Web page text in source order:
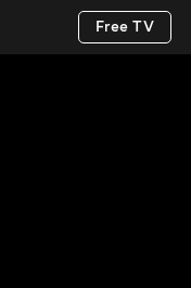
Free TV